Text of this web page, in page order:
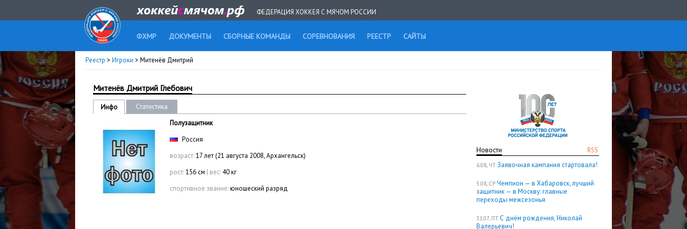
ФЕДЕРАЦИЯ ХОККЕЯ С МЯЧОМ РОССИИ
ФХМР ДОКУМЕНТЫ СБОРНЫЕ КОМАНДЫ СОРЕВНОВАНИЯ РЕЕСТР САЙТЫ
Реестр > Игроки > Митенёв Дмитрий
RSS
Новости
6.08, ЧТ Заявочная кампания стартовала!
5.08, СР Чемпион — в Хабаровск, лучший
защитник — в Москву: главные
переходы межсезонья
31.07, ПТ С днём рождения, Николай
Валерьевич!
Митенёв Дмитрий Глебович
Инфо
Статистика
Полузащитник
Россия
возраст:17 лет (21 августа 2008, Архангельск)
рост:156 см | вес: 40 кг
спортивное звание:юношеский разряд